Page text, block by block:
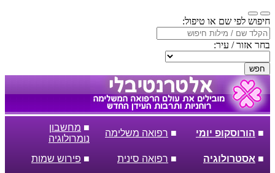
חיפוש לפי שם או טיפול:
בחר אזור / עיר:
חפש
■ הורוסקופ יומי ■ רפואה משלימה
■ מחשבון
נומרולוגיה
■ אסטרולוגיה ■ רפואה סינית ■ פירוש שמות